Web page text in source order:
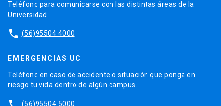
Teléfono para comunicarse con las distintas áreas de la
Universidad.
phone (56)95504 4000
EMERGENCIAS UC
Teléfono en caso de accidente o situación que ponga en
riesgo tu vida dentro de algún campus.
(56)95504 5000